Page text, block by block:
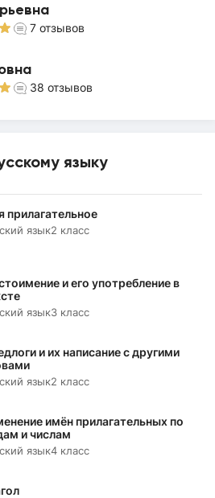
7 отзывов
38 отзывов
языку
прилагательное
язык2 класс
и его употребление в
язык3 класс
и их написание с другими
язык2 класс
имён прилагательных по
и числам
язык4 класс